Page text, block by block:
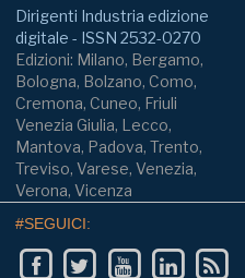
Dirigenti Industria edizione
digitale - ISSN 2532-0270
Edizioni: Milano, Bergamo,
Bologna, Bolzano, Como,
Cremona, Cuneo, Friuli
Venezia Giulia, Lecco,
Mantova, Padova, Trento,
Treviso, Varese, Venezia,
Verona, Vicenza
#SEGUICI: